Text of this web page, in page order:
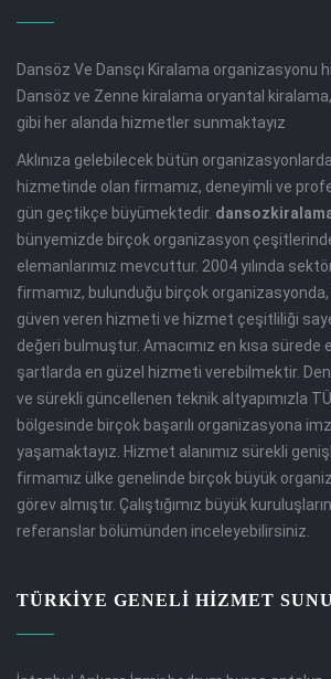
Dansöz Ve Dansçı Kiralama organizasyonu
Dansöz ve Zenne kiralama oryantal
gibi her alanda hizmetler sunmaktayız
Aklınıza gelebilecek bütün
hizmetinde olan firmamız, deneyimli ve
gün geçtikçe büyümektedir.
bünyemizde birçok organizasyon
elemanlarımız mevcuttur. 2004 yılında
firmamız, bulunduğu birçok
güven veren hizmeti ve hizmet çeşitliliği
değeri bulmuştur. Amacımız en kısa sürede
şartlarda en güzel hizmeti verebilmektir.
ve sürekli güncellenen teknik altyapımızla
bölgesinde birçok başarılı organizasyona
yaşamaktayız. Hizmet alanımız sürekli
firmamız ülke genelinde birçok büyük
görev almıştır. Çalıştığımız büyük
referanslar bölümünden inceleyebilirsiniz.
TÜRKİYE GENELİ HİZMET